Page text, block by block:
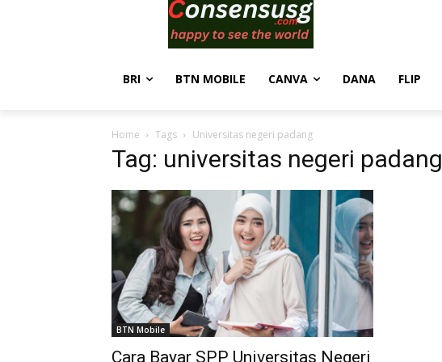
BRI BTN MOBILE CANVA DANA FLIP
Home Tags Universitas negeri padang
Tag: universitas negeri padang
BTN Mobile
Cara Bayar SPP Universitas Negeri